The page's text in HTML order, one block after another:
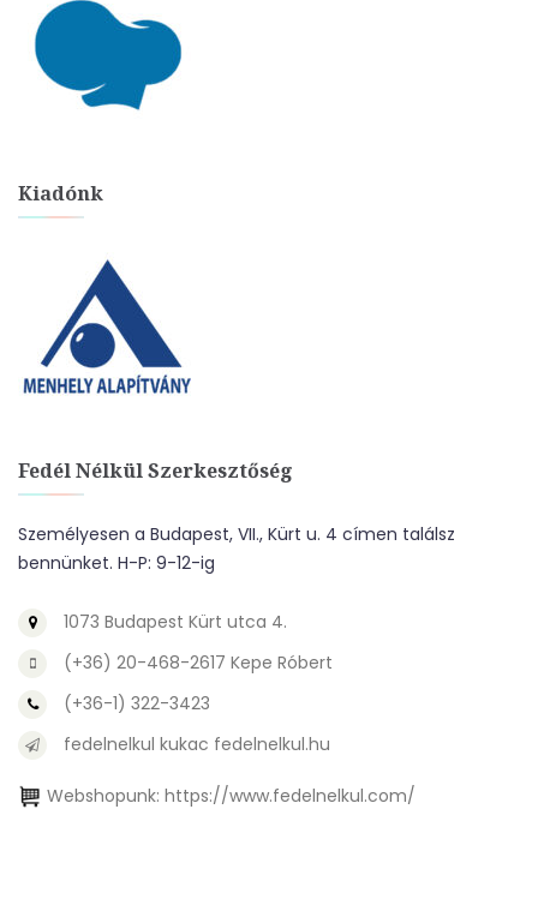
Kiadónk
Fedél Nélkül Szerkesztőség
Személyesen a Budapest, VII., Kürt u. 4 címen találsz
bennünket. H-P: 9-12-ig
1073 Budapest Kürt utca 4.
(+36) 20-468-2617 Kepe Róbert
(+36-1) 322-3423
fedelnelkul kukac fedelnelkul.hu
Webshopunk: https://www.fedelnelkul.com/